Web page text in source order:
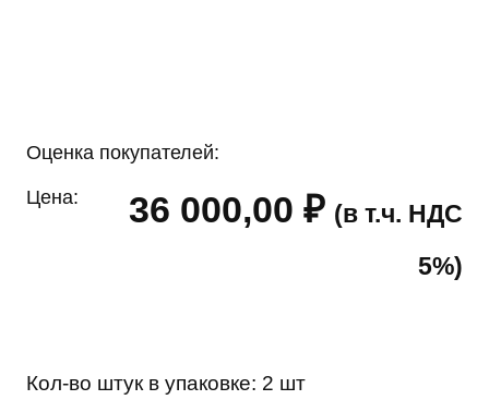
Оценка покупателей:
Цена: 36 000,00 ₽ (в т.ч. НДС
5%)
Кол-во штук в упаковке: 2 шт